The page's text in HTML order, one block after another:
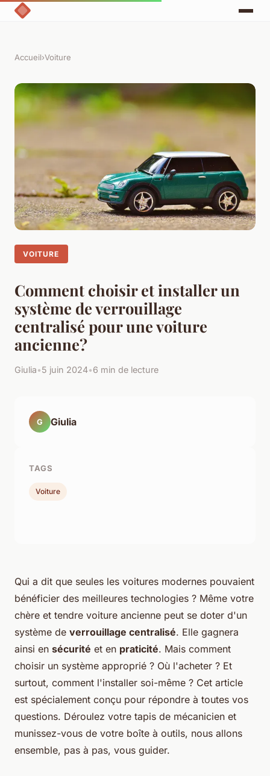
Accueil›Voiture
VOITURE
Comment choisir et installer un
système de verrouillage
centralisé pour une voiture
ancienne?
Giulia•5 juin 2024•6 min de lecture
Qui a dit que seules les voitures modernes pouvaient
bénéficier des meilleures technologies ? Même votre
chère et tendre voiture ancienne peut se doter d'un
système de verrouillage centralisé. Elle gagnera
ainsi en sécurité et en praticité. Mais comment
choisir un système approprié ? Où l'acheter ? Et
surtout, comment l'installer soi-même ? Cet article
est spécialement conçu pour répondre à toutes vos
questions. Déroulez votre tapis de mécanicien et
munissez-vous de votre boîte à outils, nous allons
ensemble, pas à pas, vous guider.
G Giulia
TAGS
Voiture